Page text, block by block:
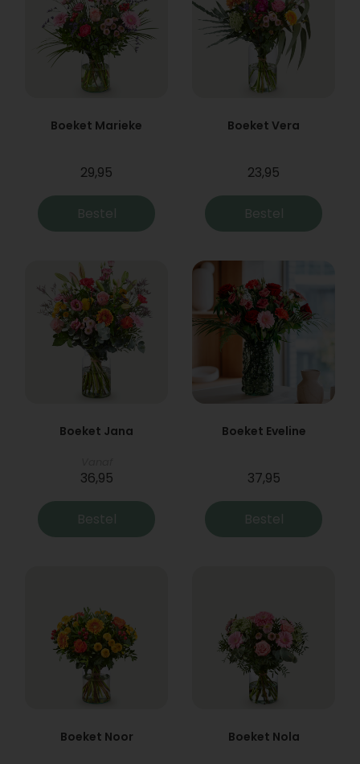
Boeket Marieke
29,95
Bestel
Boeket Vera
23,95
Bestel
Boeket Jana
36,95
Bestel
Boeket Eveline
37,95
Bestel
Boeket Noor Boeket Nola